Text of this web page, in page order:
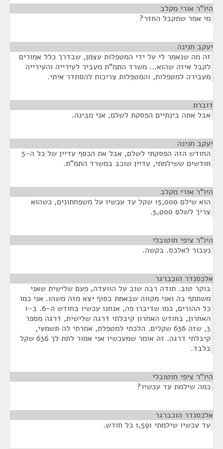
היו"ר אורי מקלב
מי אמר שתקבל החזר?
יעקב חנינה
זה מה שנאמר לי על ידי המטפלות עצמן, שבדרך כלל אמורים
לקבל איזה שהוא... משרד התמ"ת מעביר לעירייה והעירייה
מעבירה למטפלות, והמטפלות צריכות להסתדר איתי.
דוברת
אבל אתה בינתיים הפסקת לשלם, אני מבינה.
יעקב חנינה
החודש הזה הפסקתי לשלם, אבל את הכסף עדיין של כל ה-5
חודשים ששילמתי, עדיין שוכב במשרד התמ"ת.
היו"ר אורי מקלב
הוא שילם 15,000 שקל עד עכשיו על משפחתונים, כשהוא
צריך לשלם 5,000.
היו"ר ציפי חוטובלי
נעבור לאלכס. בקשה.
אלכסנדר הוכברגר
בוקר טוב. תודה רבה שוב על הוועדה, פעם שלישית שאני
משתתף בה ואני מקווה שבאמת בסוף יצא מזה משהו. אני כמו
כל ההורים, כמו שדיברו פה, אנחנו עכשיו בחודש ה-6. ב-1
האחרון, בחודש האחרון קיבלתי דרגה שלישית, דרגה מספר
3, שזה 636 שקלים. הלכתי למטפלת, אמרתי לה תשמעי,
קיבלתי דרגה. זה אומר שמעכשיו אני אמור לתת לך 636 שקל
בלבד.
היו"ר ציפי חוטובלי
כמה שילמת עד עכשיו?
אלכסנדר הוכברגר
עד עכשיו שילמתי 1,591 כל חודש.